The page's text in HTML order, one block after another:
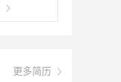
更多简历